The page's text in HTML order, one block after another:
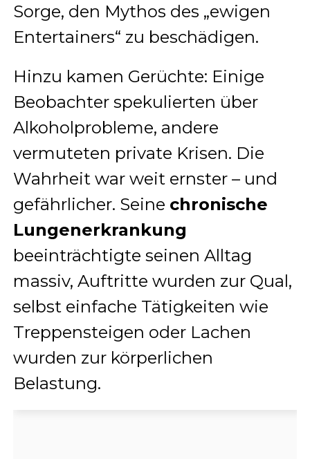
Sorge, den Mythos des „ewigen
Entertainers“ zu beschädigen.
Hinzu kamen Gerüchte: Einige
Beobachter spekulierten über
Alkoholprobleme, andere
vermuteten private Krisen. Die
Wahrheit war weit ernster – und
gefährlicher. Seine chronische
Lungenerkrankung
beeinträchtigte seinen Alltag
massiv, Auftritte wurden zur Qual,
selbst einfache Tätigkeiten wie
Treppensteigen oder Lachen
wurden zur körperlichen
Belastung.